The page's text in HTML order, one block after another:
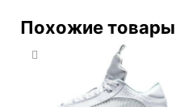
Похожие товары